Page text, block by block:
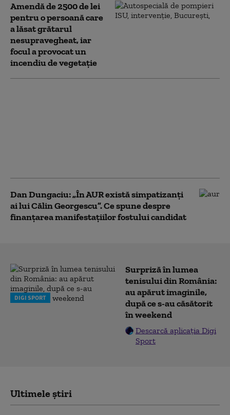
Amendă de 2500 de lei
pentru o persoană care
a lăsat grătarul
nesupravegheat, iar
focul a provocat un
incendiu de vegetaţie
Dan Dungaciu: „În AUR există simpatizanți
ai lui Călin Georgescu”. Ce spune despre
finanțarea manifestațiilor fostului candidat
DIGI SPORT
Surpriză în lumea
tenisului din România:
au apărut imaginile,
după ce s-au căsătorit
în weekend
Descarcă aplicația Digi
Sport
Ultimele știri